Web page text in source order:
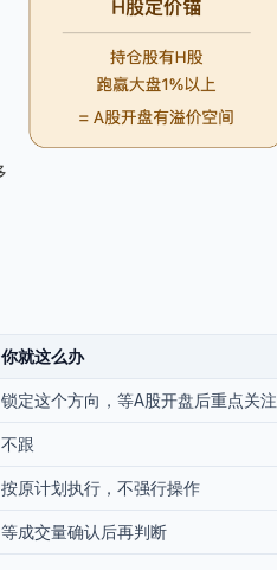
你就这么办
锁定这个方向，等A股开盘后重点关注
不跟
按原计划执行，不强行操作
等成交量确认后再判断